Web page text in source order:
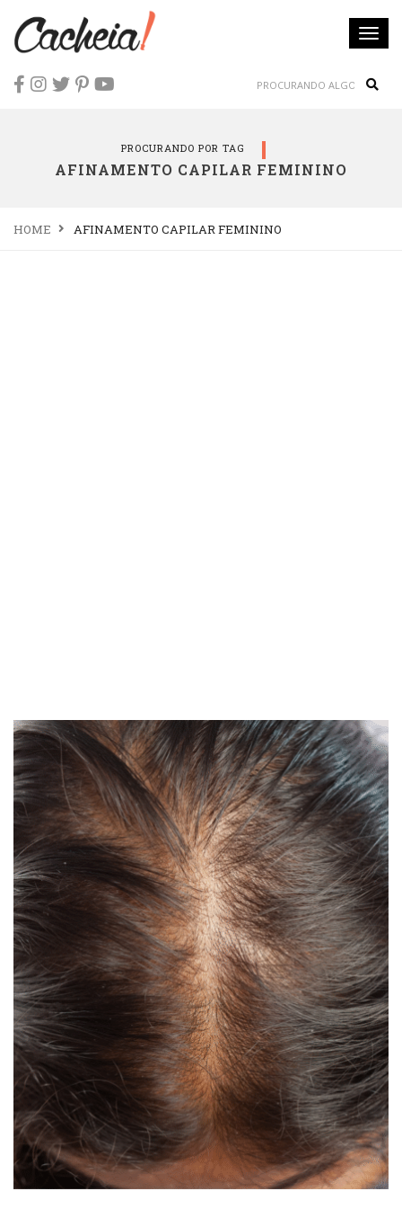
PROCURANDO POR TAG
AFINAMENTO CAPILAR FEMININO
HOME AFINAMENTO CAPILAR FEMININO